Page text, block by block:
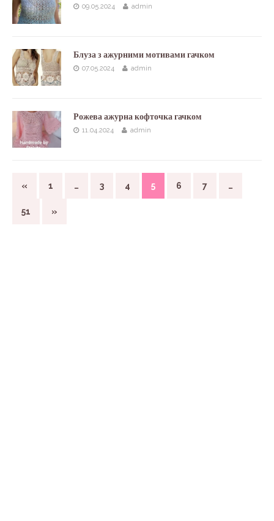
09.05.2024 admin
Блуза з ажурними мотивами гачком
07.05.2024 admin
Рожева ажурна кофточка гачком
11.04.2024 admin
« 1 … 3 4 5 6 7 …
51 »